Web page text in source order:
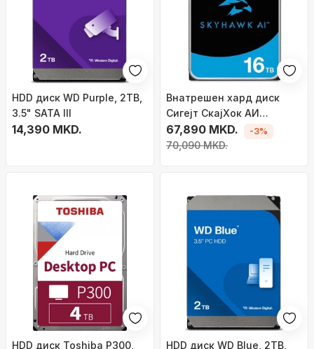
HDD диск WD Purple, 2TB,
3.5" SATA III
14,390 MKD.
Внатрешен хард диск
Сигејт СкајХок АИ
ST16000VE005, 16TB, 3.5\",
САТА
67,890 MKD.
70,090 MKD.
-3%
HDD диск Toshiba P300, HDD диск WD Blue, 2TB,